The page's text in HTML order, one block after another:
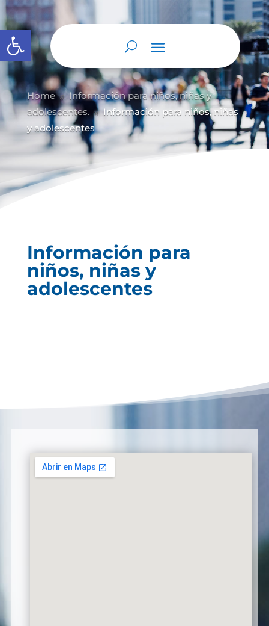
Abrir barra de herramientas
Home 9 Información para niños, niñas y
adolescentes. 9 Información para niños, niñas
y adolescentes
Información para
niños, niñas y
adolescentes